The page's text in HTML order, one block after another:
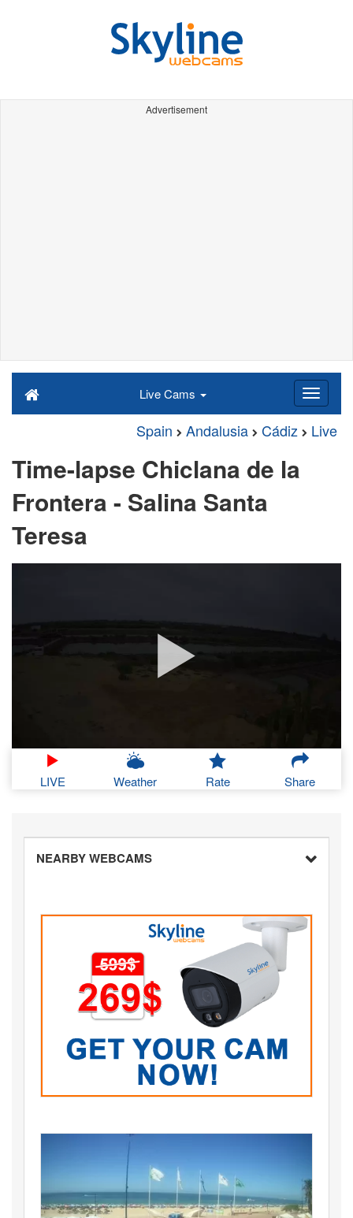
Advertisement
Live Cams
Spain Andalusia Cádiz Live
Time-lapse Chiclana de la
Frontera - Salina Santa
Teresa
LIVE Weather Rate Share
NEARBY WEBCAMS